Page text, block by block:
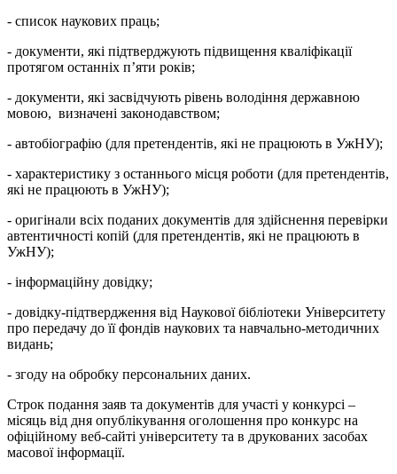
- список наукових праць;
- документи, які підтверджують підвищення кваліфікації
протягом останніх п’яти років;
- документи, які засвідчують рівень володіння державною
мовою, визначені законодавством;
- автобіографію (для претендентів, які не працюють в УжНУ);
- характеристику з останнього місця роботи (для претендентів,
які не працюють в УжНУ);
- оригінали всіх поданих документів для здійснення перевірки
автентичності копій (для претендентів, які не працюють в
УжНУ);
- інформаційну довідку;
- довідку-підтвердження від Наукової бібліотеки Університету
про передачу до її фондів наукових та навчально-методичних
видань;
- згоду на обробку персональних даних.
Строк подання заяв та документів для участі у конкурсі –
місяць від дня опублікування оголошення про конкурс на
офіційному веб-сайті університету та в друкованих засобах
масової інформації.